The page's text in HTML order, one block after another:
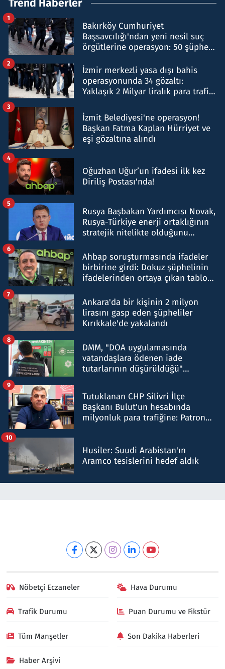
Trend Haberler
Bakırköy Cumhuriyet
Başsavcılığı'ndan yeni nesil suç
örgütlerine operasyon: 50 şüpheli
1
İzmir merkezli yasa dışı bahis
operasyonunda 34 gözaltı:
Yaklaşık 2 Milyar liralık para trafiği
2
İzmit Belediyesi'ne operasyon!
Başkan Fatma Kaplan Hürriyet ve
eşi gözaltına alındı
3
Oğuzhan Uğur’un ifadesi ilk kez
Diriliş Postası'nda!
4
Rusya Başbakan Yardımcısı Novak,
Rusya-Türkiye enerji ortaklığının
stratejik nitelikte olduğunu
5
Ahbap soruşturmasında ifadeler
birbirine girdi: Dokuz şüphelinin
ifadelerinden ortaya çıkan tablo
6
Ankara'da bir kişinin 2 milyon
lirasını gasp eden şüpheliler
Kırıkkale'de yakalandı
7
DMM, "DOA uygulamasında
vatandaşlara ödenen iade
tutarlarının düşürüldüğü"
8
Tutuklanan CHP Silivri İlçe
Başkanı Bulut'un hesabında
milyonluk para trafiğine: Patron
9
Husiler: Suudi Arabistan'ın
Aramco tesislerini hedef aldık
10
Nöbetçi Eczaneler Hava Durumu
Trafik Durumu Puan Durumu ve Fikstür
Tüm Manşetler Son Dakika Haberleri
Haber Arşivi